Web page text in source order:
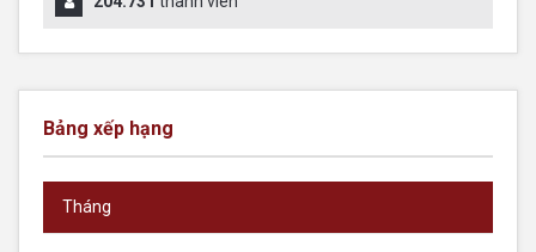
Bảng xếp hạng
Tháng